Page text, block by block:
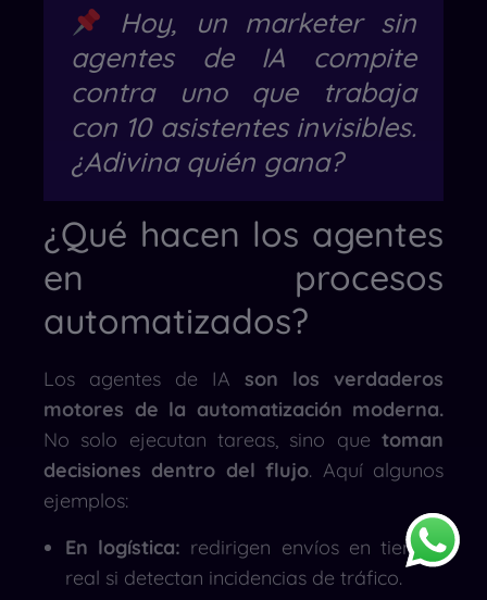
Hoy, un marketer sin
agentes de IA compite
contra uno que trabaja
con 10 asistentes invisibles.
¿Adivina quién gana?
¿Qué hacen los agentes
en procesos
automatizados?
Los agentes de IA son los verdaderos
motores de la automatización moderna.
No solo ejecutan tareas, sino que toman
decisiones dentro del flujo. Aquí algunos
ejemplos:
En logística: redirigen envíos en tiempo
real si detectan incidencias de tráfico.